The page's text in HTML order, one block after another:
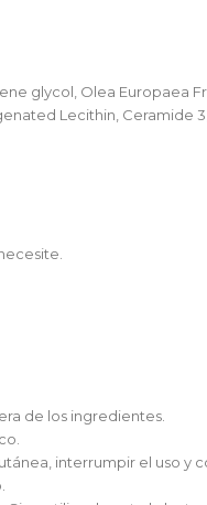
glycol, Olea Europaea
Lecithin, Ceramide
de los ingredientes.
interrumpir el uso y